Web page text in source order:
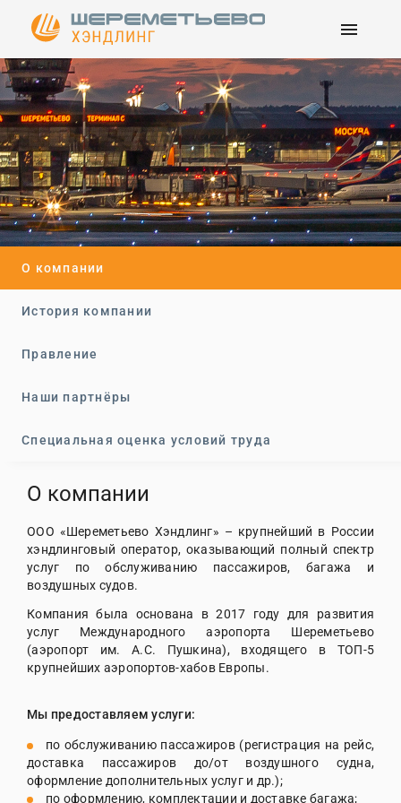
menu
О компании
История компании
Правление
Наши партнёры
Специальная оценка условий труда
О компании
ООО «Шереметьево Хэндлинг» – крупнейший в России
хэндлинговый оператор, оказывающий полный спектр
услуг по обслуживанию пассажиров, багажа и
воздушных судов.
Компания была основана в 2017 году для развития
услуг Международного аэропорта Шереметьево
(аэропорт им. А.С. Пушкина), входящего в ТОП-5
крупнейших аэропортов-хабов Европы.
Мы предоставляем услуги:
по обслуживанию пассажиров (регистрация на рейс,
доставка пассажиров до/от воздушного судна,
оформление дополнительных услуг и др.);
по оформлению, комплектации и доставке багажа;